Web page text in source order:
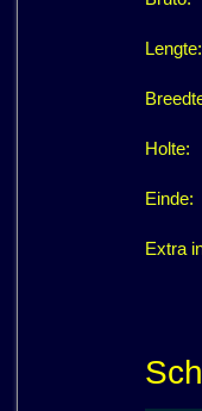
Lengte:
Holte:
Einde:
Extra